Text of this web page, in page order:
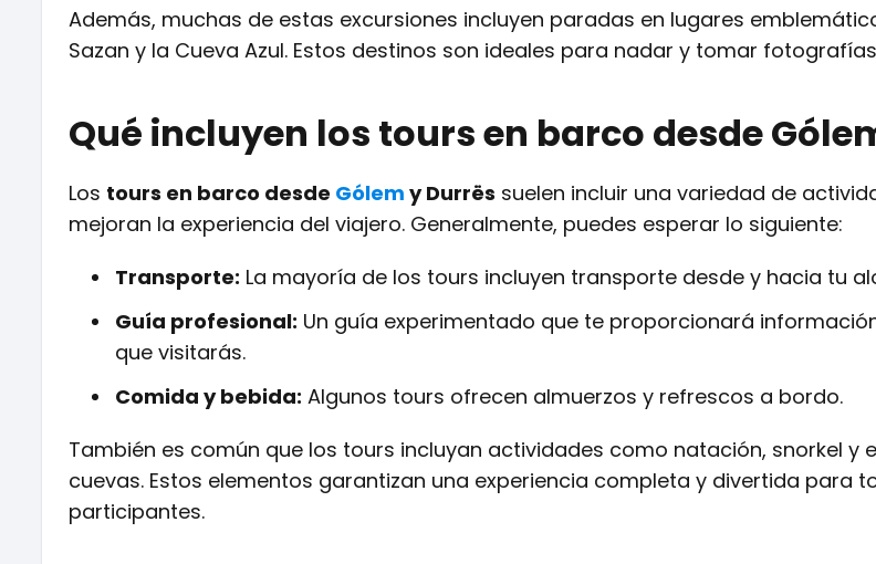
Además, muchas de estas excursiones incluyen paradas en lugares
Sazan y la Cueva Azul. Estos destinos son ideales para nadar y tomar
Qué incluyen los tours en barco desde
Los tours en barco desde Gólem y Durrës suelen incluir una variedad de
mejoran la experiencia del viajero. Generalmente, puedes esperar lo siguiente:
Transporte: La mayoría de los tours incluyen transporte desde y hacia tu
Guía profesional: Un guía experimentado que te proporcionará
que visitarás.
Comida y bebida: Algunos tours ofrecen almuerzos y refrescos a bordo.
También es común que los tours incluyan actividades como natación, snorkel y
cuevas. Estos elementos garantizan una experiencia completa y divertida para
participantes.